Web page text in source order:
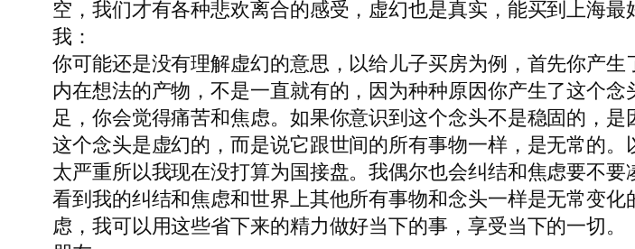
空，我们才有各种悲欢离合的感受，虚幻也是真实，能买到上海
我：
你可能还是没有理解虚幻的意思，以给儿子买房为例，首先你产
内在想法的产物，不是一直就有的，因为种种原因你产生了这个
足，你会觉得痛苦和焦虑。如果你意识到这个念头不是稳固的，
这个念头是虚幻的，而是说它跟世间的所有事物一样，是无常的
太严重所以我现在没打算为国接盘。我偶尔也会纠结和焦虑要不
看到我的纠结和焦虑和世界上其他所有事物和念头一样是无常变
虑，我可以用这些省下来的精力做好当下的事，享受当下的一切。